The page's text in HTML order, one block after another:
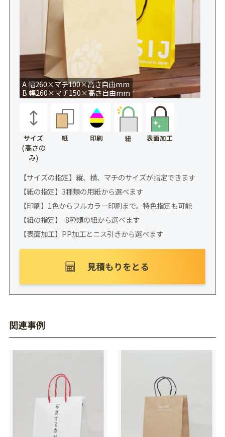
A 幅260×マチ100×高さ自由mm
B 幅260×マチ150×高さ自由mm
サイズ
(高さの
み)
紙 印刷 紐 表面加工
【サイズの指定】縦、横、マチのサイズが指定できます
【紙の指定】3種類の用紙から選べます
【印刷】1色からフルカラー印刷まで。特色指定も可能
【紐の指定】 8種類の紐から選べます
【表面加工】PP加工とニス引きから選べます
関連事例